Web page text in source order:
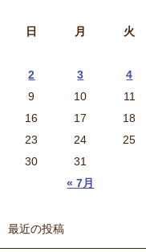
日
月 火
« 7月
2
3 4
9
10 11
16
17 18
23
24 25
30
31
最近の投稿